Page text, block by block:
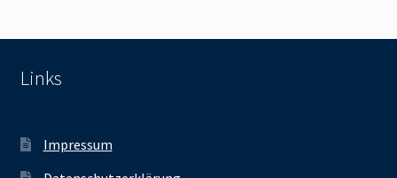
Links
Impressum